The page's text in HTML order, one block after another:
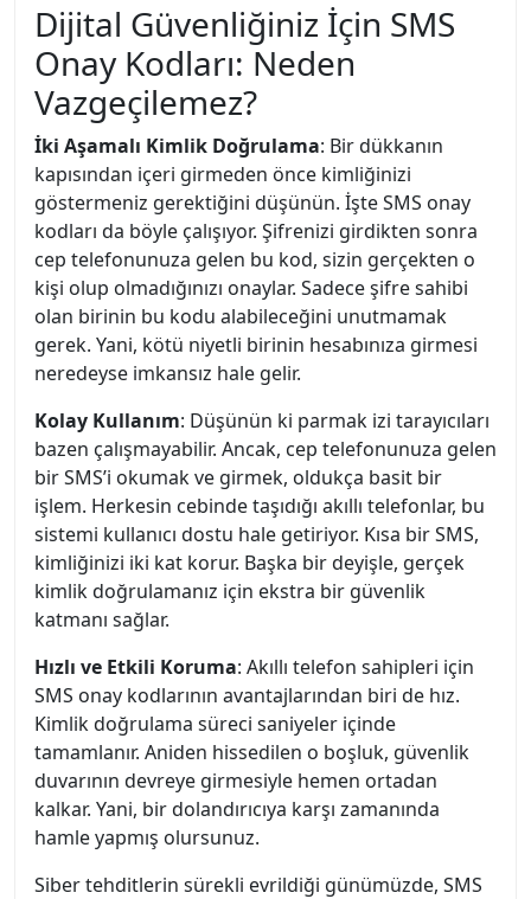
Dijital Güvenliğiniz İçin SMS
Onay Kodları: Neden
Vazgeçilemez?
İki Aşamalı Kimlik Doğrulama: Bir dükkanın
kapısından içeri girmeden önce kimliğinizi
göstermeniz gerektiğini düşünün. İşte SMS onay
kodları da böyle çalışıyor. Şifrenizi girdikten sonra
cep telefonunuza gelen bu kod, sizin gerçekten o
kişi olup olmadığınızı onaylar. Sadece şifre sahibi
olan birinin bu kodu alabileceğini unutmamak
gerek. Yani, kötü niyetli birinin hesabınıza girmesi
neredeyse imkansız hale gelir.
Kolay Kullanım: Düşünün ki parmak izi tarayıcıları
bazen çalışmayabilir. Ancak, cep telefonunuza gelen
bir SMS’i okumak ve girmek, oldukça basit bir
işlem. Herkesin cebinde taşıdığı akıllı telefonlar, bu
sistemi kullanıcı dostu hale getiriyor. Kısa bir SMS,
kimliğinizi iki kat korur. Başka bir deyişle, gerçek
kimlik doğrulamanız için ekstra bir güvenlik
katmanı sağlar.
Hızlı ve Etkili Koruma: Akıllı telefon sahipleri için
SMS onay kodlarının avantajlarından biri de hız.
Kimlik doğrulama süreci saniyeler içinde
tamamlanır. Aniden hissedilen o boşluk, güvenlik
duvarının devreye girmesiyle hemen ortadan
kalkar. Yani, bir dolandırıcıya karşı zamanında
hamle yapmış olursunuz.
Siber tehditlerin sürekli evrildiği günümüzde, SMS